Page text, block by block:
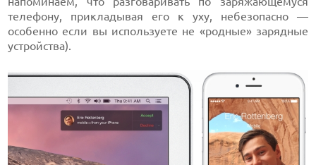
телефону, прикладывая его к уху, небезопасно —
особенно если вы используете не «родные» зарядные
устройства).